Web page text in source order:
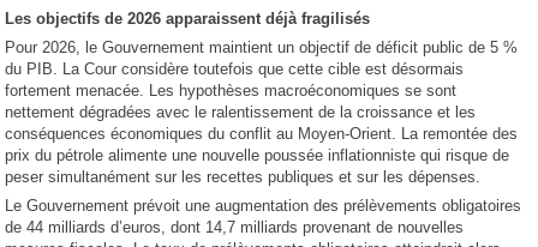
Les objectifs de 2026 apparaissent déjà fragilisés
Pour 2026, le Gouvernement maintient un objectif de déficit public de 5 %
du PIB. La Cour considère toutefois que cette cible est désormais
fortement menacée. Les hypothèses macroéconomiques se sont
nettement dégradées avec le ralentissement de la croissance et les
conséquences économiques du conflit au Moyen-Orient. La remontée des
prix du pétrole alimente une nouvelle poussée inflationniste qui risque de
peser simultanément sur les recettes publiques et sur les dépenses.
Le Gouvernement prévoit une augmentation des prélèvements obligatoires
de 44 milliards d’euros, dont 14,7 milliards provenant de nouvelles